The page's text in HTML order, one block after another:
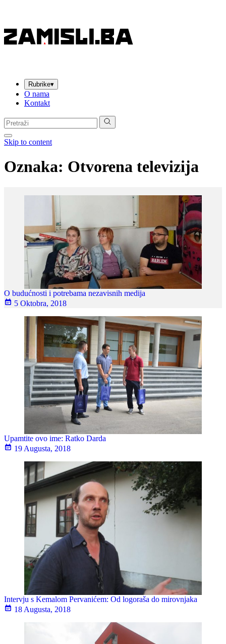
Rubrike▾
O nama
Kontakt
Pretraga:
Skip to content
Oznaka: Otvorena televizija
O budućnosti i potrebama nezavisnih medija
5 Oktobra, 2018
Upamtite ovo ime: Ratko Darda
19 Augusta, 2018
Intervju s Kemalom Pervanićem: Od logoraša do mirovnjaka
18 Augusta, 2018